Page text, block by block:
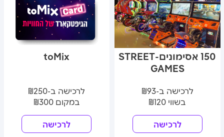
toMix
לרכישה ב-₪250
במקום ₪300
לרכישה
150 אסימונים-STREET
GAMES
לרכישה ב-₪93
בשווי ₪120
לרכישה